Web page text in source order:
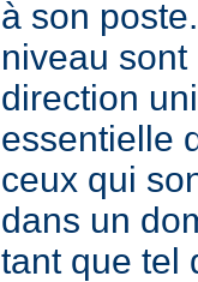
à son
niveau
direction
essentielle
ceux qui
dans un
tant que tel